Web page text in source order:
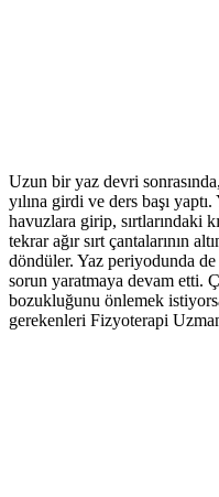
Uzun bir yaz devri
yılına girdi ve ders başı
havuzlara girip, sırtlarındaki
tekrar ağır sırt çantalarının
döndüler. Yaz periyodunda
sorun yaratmaya devam etti.
bozukluğunu önlemek
gerekenleri Fizyoterapi